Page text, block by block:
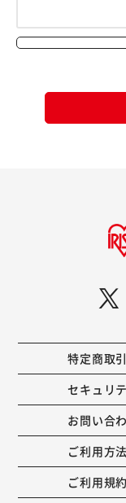
特定商取
セキュリ
お問い合
ご利用方法
ご利用規約